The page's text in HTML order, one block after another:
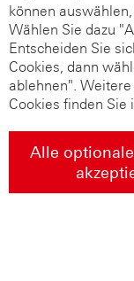
können
Wählen Sie dazu
Entscheiden Sie
Cookies, dann
ablehnen".
Cookies finden Sie
Alle